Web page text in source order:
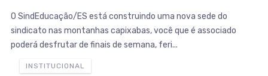
O SindEducação/ES está construindo uma nova sede do
sindicato nas montanhas capixabas, você que é associado
poderá desfrutar de finais de semana, feri...
INSTITUCIONAL